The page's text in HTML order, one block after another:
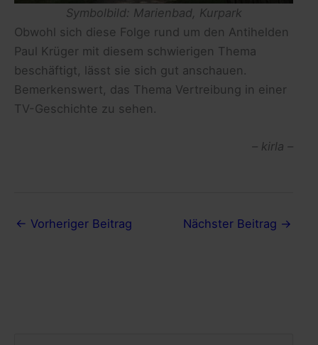
Symbolbild: Marienbad, Kurpark
Obwohl sich diese Folge rund um den Antihelden
Paul Krüger mit diesem schwierigen Thema
beschäftigt, lässt sie sich gut anschauen.
Bemerkenswert, das Thema Vertreibung in einer
TV-Geschichte zu sehen.
– kirla –
← Vorheriger Beitrag Nächster Beitrag →